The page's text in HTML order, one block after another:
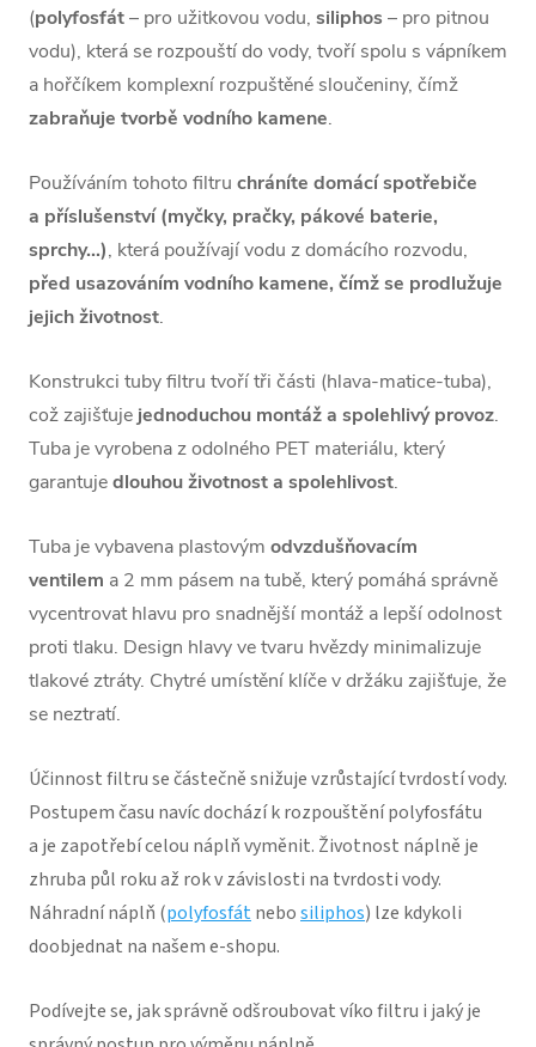
(polyfosfát– pro užitkovou vodu, siliphos – pro pitnou
vodu), která se rozpouští do vody, tvoří spolu s vápníkem
a hořčíkem komplexní rozpuštěné sloučeniny, čímž
zabraňuje tvorbě vodního kamene.
Používáním tohoto filtru chráníte domácí spotřebiče
a příslušenství (myčky, pračky, pákové baterie,
sprchy...), která používají vodu z domácího rozvodu,
před usazováním vodního kamene, čímž se prodlužuje
jejich životnost.
Konstrukci tuby filtru tvoří tři části (hlava-matice-tuba),
což zajišťuje jednoduchou montáž a spolehlivý provoz.
Tuba je vyrobena z odolného PET materiálu, který
garantujedlouhou životnost a spolehlivost.
Tuba je vybavena plastovým odvzdušňovacím
ventilem a 2 mm pásem na tubě, který pomáhá správně
vycentrovat hlavu pro snadnější montáž a lepší odolnost
proti tlaku. Design hlavy ve tvaru hvězdy minimalizuje
tlakové ztráty. Chytré umístění klíče v držáku zajišťuje, že
se neztratí.
Účinnost filtru se částečně snižuje vzrůstající tvrdostí vody.
Postupem času navíc dochází k rozpouštění polyfosfátu
a je zapotřebí celou náplň vyměnit. Životnost náplně je
zhruba půl roku až rok v závislosti na tvrdosti vody.
Náhradní náplň (polyfosfátnebosiliphos) lze kdykoli
doobjednat na našem e-shopu.
Podívejte se, jak správně odšroubovat víko filtru i jaký je